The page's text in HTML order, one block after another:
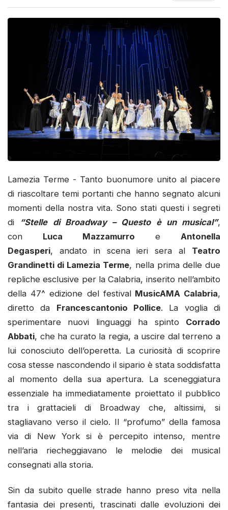
Lamezia Terme - Tanto buonumore unito al piacere
di riascoltare temi portanti che hanno segnato alcuni
momenti della nostra vita. Sono stati questi i segreti
di
“Stelle di Broadway – Questo è un musical”,
con Luca Mazzamurro e Antonella
Degasperi, andato in scena ieri sera al Teatro
Grandinetti di Lamezia Terme, nella prima delle due
repliche esclusive per la Calabria, inserito nell’ambito
della 47^ edizione del festivalMusicAMA Calabria,
diretto da Francescantonio Pollice. La voglia di
sperimentare nuovi linguaggi ha spinto Corrado
Abbati, che ha curato la regia, a uscire dal terreno a
lui conosciuto dell’operetta. La curiosità di scoprire
cosa stesse nascondendo il sipario è stata soddisfatta
al momento della sua apertura. La sceneggiatura
essenziale ha immediatamente proiettato il pubblico
tra i grattacieli di Broadway che, altissimi, si
stagliavano verso il cielo. Il “profumo” della famosa
via di New York si è percepito intenso, mentre
nell’aria riecheggiavano le melodie dei musical
consegnati alla storia.
Sin da subito quelle strade hanno preso vita nella
fantasia dei presenti, trascinati dalle evoluzioni dei